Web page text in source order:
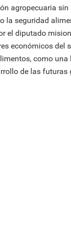
agropecuaria
la seguridad
el diputado
económicos del
como
de las futuras